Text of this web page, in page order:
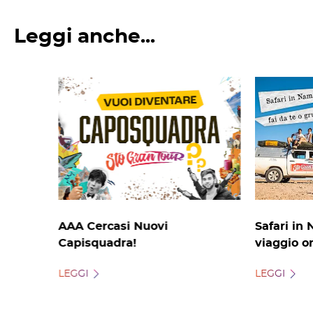
Leggi anche...
AAA Cercasi Nuovi
Capisquadra!
LEGGI
Safari in
viaggio
LEGGI